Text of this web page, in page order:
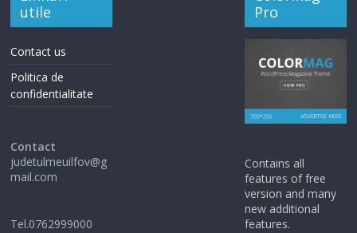
utile
Contact us
Politica de
confidentialitate
Contact
judetulmeuilfov@g
mail.com
Tel.0762999000
Pro
Contains all
features of free
version and many
new additional
features.